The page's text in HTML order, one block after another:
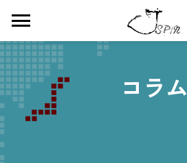
コラム